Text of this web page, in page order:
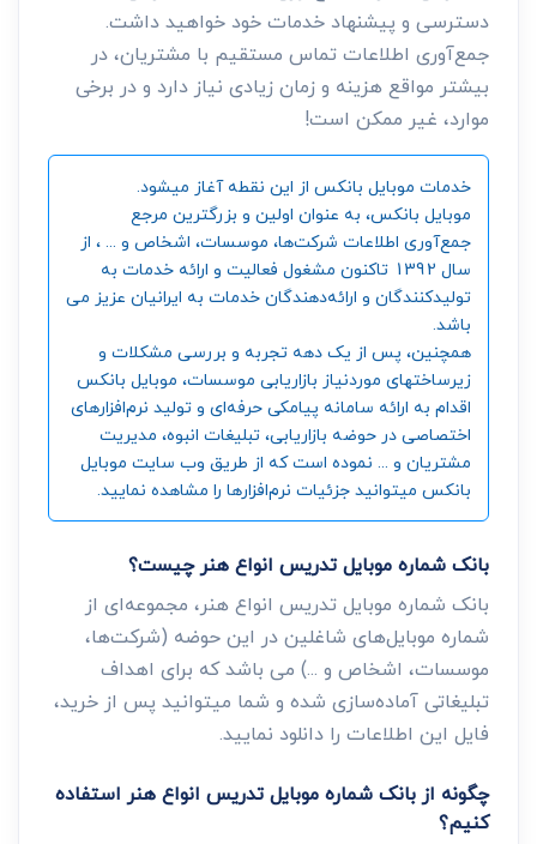
دسترسی و پیشنهاد خدمات خود خواهید داشت.
جمع‌آوری اطلاعات تماس مستقیم با مشتریان، در
بیشتر مواقع هزینه و زمان زیادی نیاز دارد و در برخی
موارد، غیر ممکن است!
خدمات موبایل بانکس از این نقطه آغاز میشود.
موبایل بانکس، به عنوان اولین و بزرگترین مرجع
جمع‌آوری اطلاعات شرکت‌ها، موسسات، اشخاص و ... ، از
سال 1392 تاکنون مشغول فعالیت و ارائه خدمات به
تولیدکنندگان و ارائه‌دهندگان خدمات به ایرانیان عزیز می
باشد.
همچنین، پس از یک دهه تجربه و بررسی مشکلات و
زیرساختهای موردنیاز بازاریابی موسسات، موبایل بانکس
اقدام به ارائه سامانه‌ پیامکی حرفه‌ای و تولید نرم‌افزارهای
اختصاصی در حوضه بازاریابی، تبلیغات انبوه، مدیریت
مشتریان و ... نموده است که از طریق وب سایت موبایل
بانکس میتوانید جزئیات نرم‌افزارها را مشاهده نمایید.
بانک شماره موبایل تدریس انواع هنر چیست؟
بانک شماره موبایل تدریس انواع هنر، مجموعه‌ای از
شماره موبایل‌های شاغلین در این حوضه (شرکت‌ها،
موسسات، اشخاص و ...) می باشد که برای اهداف
تبلیغاتی آماده‌سازی شده و شما میتوانید پس از خرید،
فایل این اطلاعات را دانلود نمایید.
چگونه از بانک شماره موبایل تدریس انواع هنر استفاده
کنیم؟